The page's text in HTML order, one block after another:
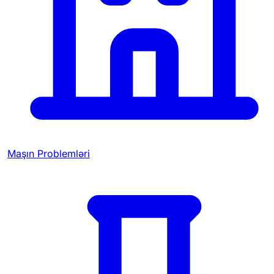
Maşın Problemləri